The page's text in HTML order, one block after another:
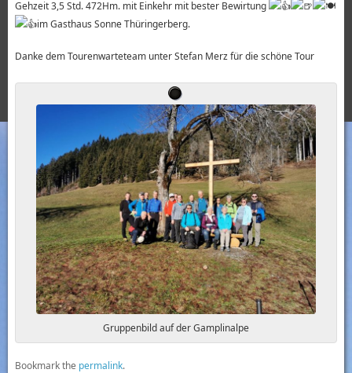
Gehzeit 3,5 Std. 472Hm. mit Einkehr mit bester Bewirtung
im Gasthaus Sonne Thüringerberg.
Danke dem Tourenwarteteam unter Stefan Merz für die schöne Tour
Gruppenbild auf der Gamplinalpe
Bookmark the permalink.